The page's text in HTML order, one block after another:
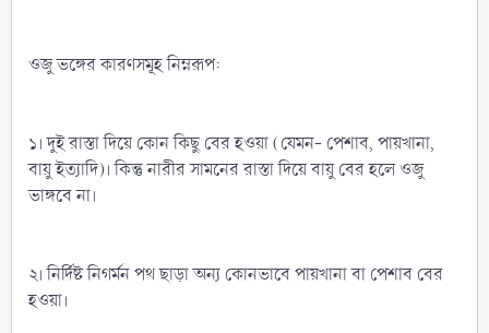
ওজু ভঙ্গের কারণসমূহ নিম্নরূপ:
১। দুই রাস্তা দিয়ে কোন কিছু বের হওয়া (যেমন- পেশাব, পায়খানা,
বায়ু ইত্যাদি)। কিন্তু নারীর সামনের রাস্তা দিয়ে বায়ু বের হলে ওজু
ভাঙ্গবে না।
২। নির্দিষ্ট নিগর্মন পথ ছাড়া অন্য কোনভাবে পায়খানা বা পেশাব বের
হওয়া।